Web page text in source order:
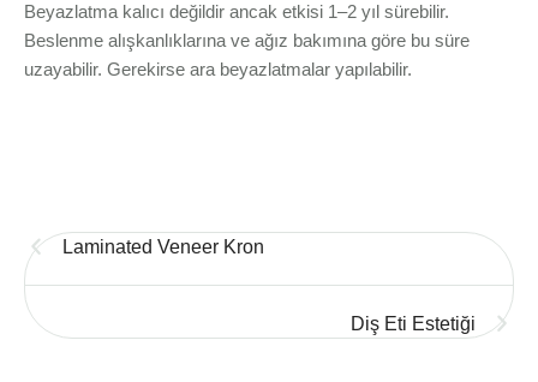
Beyazlatma kalıcı değildir ancak etkisi 1–2 yıl sürebilir.
Beslenme alışkanlıklarına ve ağız bakımına göre bu süre
uzayabilir. Gerekirse ara beyazlatmalar yapılabilir.
Laminated Veneer Kron
Diş Eti Estetiği